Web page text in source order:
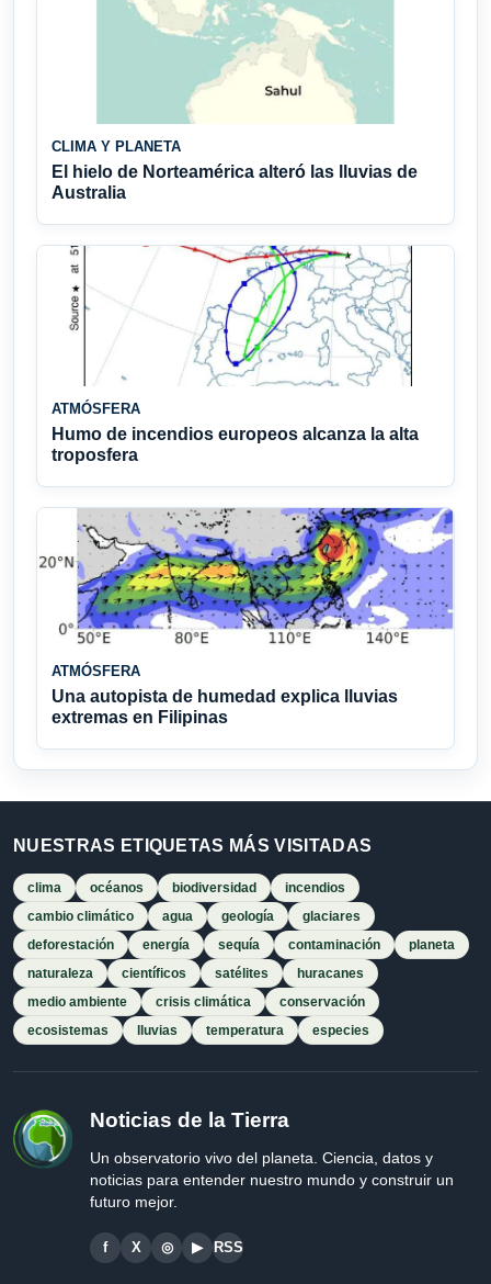
CLIMA Y PLANETA
El hielo de Norteamérica alteró las lluvias de
Australia
ATMÓSFERA
Humo de incendios europeos alcanza la alta
troposfera
ATMÓSFERA
Una autopista de humedad explica lluvias
extremas en Filipinas
NUESTRAS ETIQUETAS MÁS VISITADAS
clima océanos biodiversidad
incendios
cambio climático
agua geología
glaciares
deforestación
energía sequía contaminación
planeta
naturaleza
científicos satélites
huracanes
medio ambiente
crisis climática
conservación
ecosistemas
lluvias temperatura especies
Noticias de la Tierra
Un observatorio vivo del planeta. Ciencia, datos y
noticias para entender nuestro mundo y construir un
futuro mejor.
f X ◎ ▶ RSS